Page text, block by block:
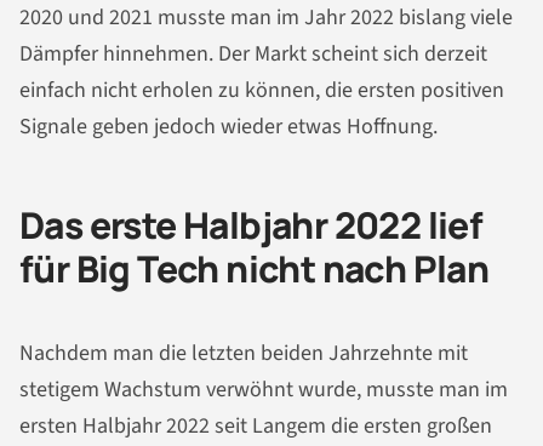
2020 und 2021 musste man im Jahr 2022 bislang viele
Dämpfer hinnehmen. Der Markt scheint sich derzeit
einfach nicht erholen zu können, die ersten positiven
Signale geben jedoch wieder etwas Hoffnung.
Das erste Halbjahr 2022 lief
für Big Tech nicht nach Plan
Nachdem man die letzten beiden Jahrzehnte mit
stetigem Wachstum verwöhnt wurde, musste man im
ersten Halbjahr 2022 seit Langem die ersten großen